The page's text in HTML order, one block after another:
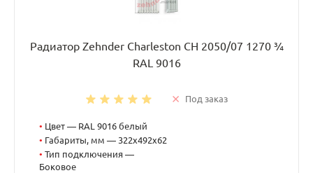
Радиатор Zehnder Charleston CH 2050/07 1270 ¾
RAL 9016
Под заказ
• Цвет — RAL 9016 белый
• Габариты, мм — 322x492x62
• Тип подключения —
Боковое